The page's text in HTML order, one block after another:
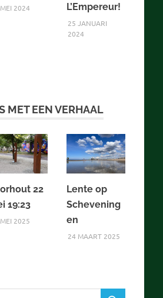
2024
L’Empereur!
25 JANUARI
2024
MET EEN VERHAAL
22
19:23
2025
Lente op
Schevening
en
24 MAART 2025